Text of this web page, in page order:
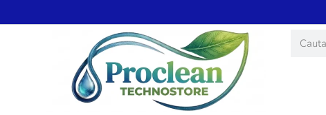
to